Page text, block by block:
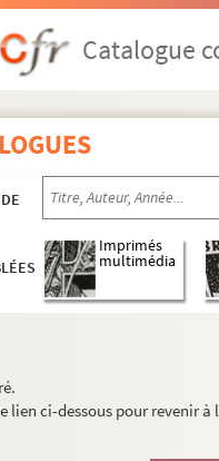
Catalogue
Imprimés
multimédia
lien ci-dessous pour revenir